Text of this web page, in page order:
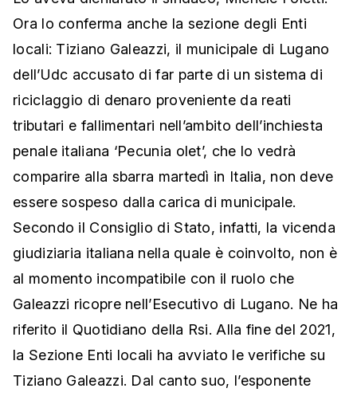
Ora lo conferma anche la sezione degli Enti
locali: Tiziano Galeazzi, il municipale di Lugano
dell’Udc accusato di far parte di un sistema di
riciclaggio di denaro proveniente da reati
tributari e fallimentari nell’ambito dell’inchiesta
penale italiana ‘Pecunia olet’, che lo vedrà
comparire alla sbarra martedì in Italia, non deve
essere sospeso dalla carica di municipale.
Secondo il Consiglio di Stato, infatti, la vicenda
giudiziaria italiana nella quale è coinvolto, non è
al momento incompatibile con il ruolo che
Galeazzi ricopre nell’Esecutivo di Lugano. Ne ha
riferito il Quotidiano della Rsi. Alla fine del 2021,
la Sezione Enti locali ha avviato le verifiche su
Tiziano Galeazzi. Dal canto suo, l’esponente